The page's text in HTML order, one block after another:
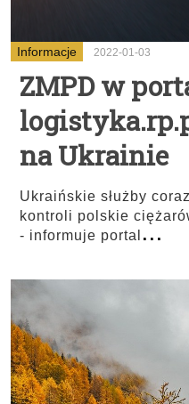
Informacje 2022-01-03
ZMPD w
na Ukrainie
Ukraińskie służby
kontroli polskie
- informuje portal ...